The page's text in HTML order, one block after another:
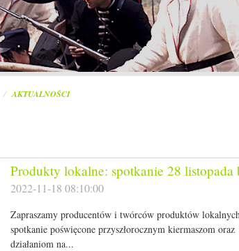
AKTUALNOŚCI
Produkty lokalne: spotkanie 28 listopada
2022-11-18 08:10:00
Zapraszamy producentów i twórców produktów
spotkanie poświęcone przyszłorocznym kiermaszom oraz
działaniom na...